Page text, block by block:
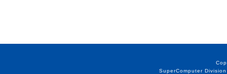
SuperComputer